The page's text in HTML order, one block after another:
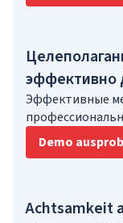
эффективно
Эффективные
Demo
Achtsamkeit